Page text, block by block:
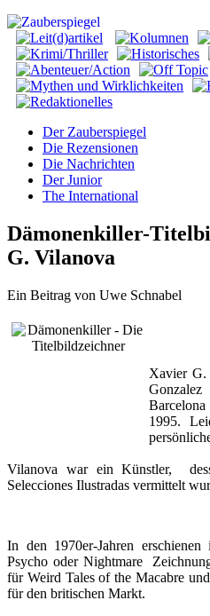
Der Zauberspiegel
Die Rezensionen
Die Nachrichten
Der Junior
The International
Dämonenkiller-
G. Vilanova
Ein Beitrag von Uwe Schnabel
Xavier G.
1995.
Vilanova war ein Künstler,
Selecciones Ilustradas vermittelt
In den 1970er-Jahren
Psycho oder Nightmare
für Weird Tales of the Macabre
für den britischen Markt.